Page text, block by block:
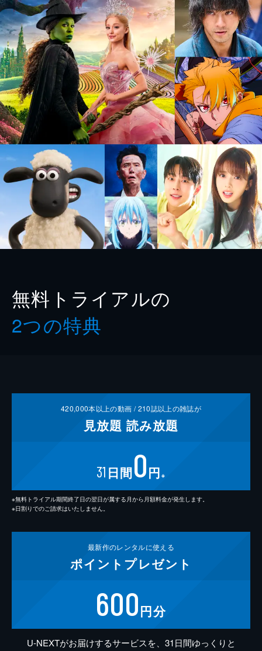
無料トライアルの
2つの特典
420,000本以上の動画 /210誌以上の雑誌が
見放題 読み放題
31 日間0円 ※
※無料トライアル期間終了日の翌日が属する月から月額料金が発生します。
※日割りでのご請求はいたしません。
最新作のレンタルに使える
ポイント プレゼント
600円分
U-NEXTがお届けするサービスを、31日間ゆっくりと